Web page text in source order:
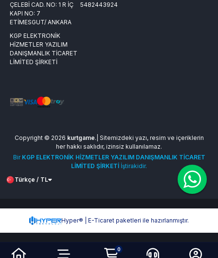
0
ÇELEBİ CAD. NO: 1 R İÇ
KAPI NO: 7
ETİMESGUT/ ANKARA
5482443924
KGP ELEKTRONİK
HİZMETLER YAZILIM
DANIŞMANLIK TİCARET
LİMİTED ŞİRKETİ
Copyright © 2026 kurtgame.| Sitemizdeki yazı, resim ve içeriklerin
her hakkı saklıdır, izinsiz kullanılamaz.
Bir KGP ELEKTRONİK HİZMETLER YAZILIM DANIŞMANLIK TİCARET
LİMİTED ŞİRKETİ İştirakidir.
Türkçe / TL
Hyper® | E-Ticaret paketleri ile hazırlanmıştır.